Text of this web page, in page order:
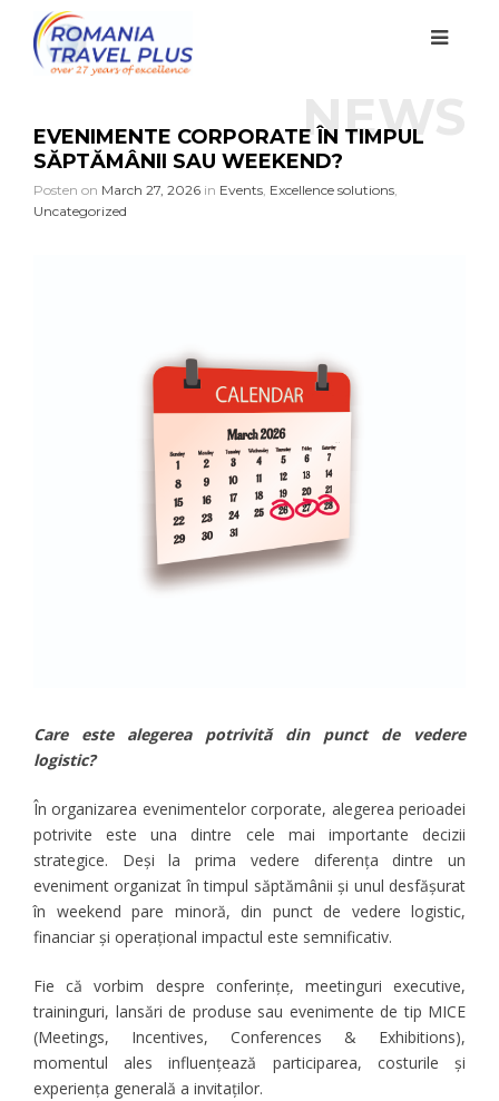
NEWS
EVENIMENTE CORPORATE ÎN TIMPUL
SĂPTĂMÂNII SAU WEEKEND?
Posten on March 27, 2026 in Events, Excellence solutions,
Uncategorized
Care este alegerea potrivită din punct de vedere
logistic?
În organizarea evenimentelor corporate, alegerea perioadei
potrivite este una dintre cele mai importante decizii
strategice. Deși la prima vedere diferența dintre un
eveniment organizat în timpul săptămânii și unul desfășurat
în weekend pare minoră, din punct de vedere logistic,
financiar și operațional impactul este semnificativ.
Fie că vorbim despre conferințe, meetinguri executive,
traininguri, lansări de produse sau evenimente de tip MICE
(Meetings, Incentives, Conferences & Exhibitions),
momentul ales influențează participarea, costurile și
experiența generală a invitaților.